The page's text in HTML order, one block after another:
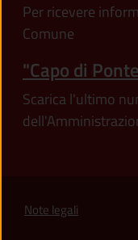
Per ricevere
Comune
"Capo di
Scarica l'ultimo
Note legali